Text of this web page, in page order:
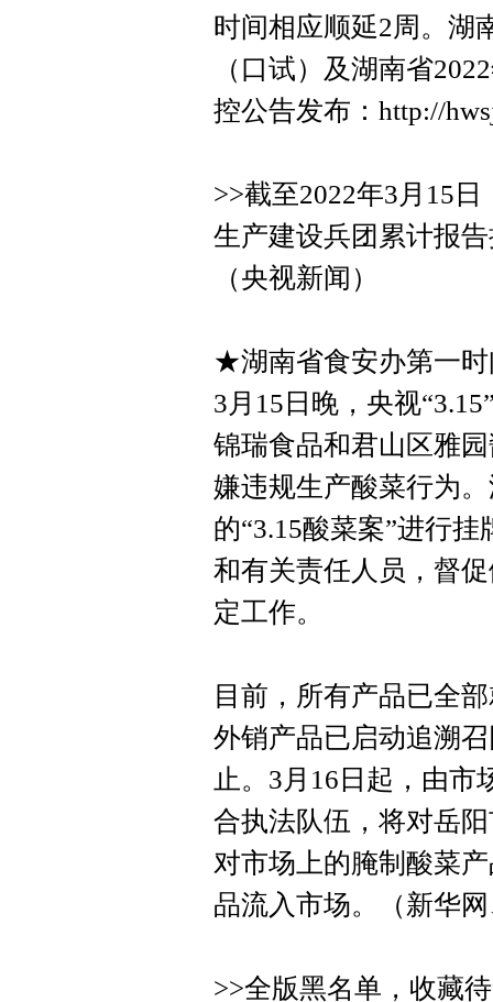
时间相应顺延2周。湖
（口试）及湖南省
控公告发布：http://
>>截至2022年3月15
生产建设兵团累计报
（央视新闻）
★湖南省食安办第一时
3月15日晚，央视
锦瑞食品和君山区雅
嫌违规生产酸菜行为
的“3.15酸菜案”进行
和有关责任人员，督
定工作。
目前，所有产品已全
外销产品已启动追溯
止。3月16日起，由市
合执法队伍，将对岳
对市场上的腌制酸菜
品流入市场。（新华
>>全版黑名单，收藏